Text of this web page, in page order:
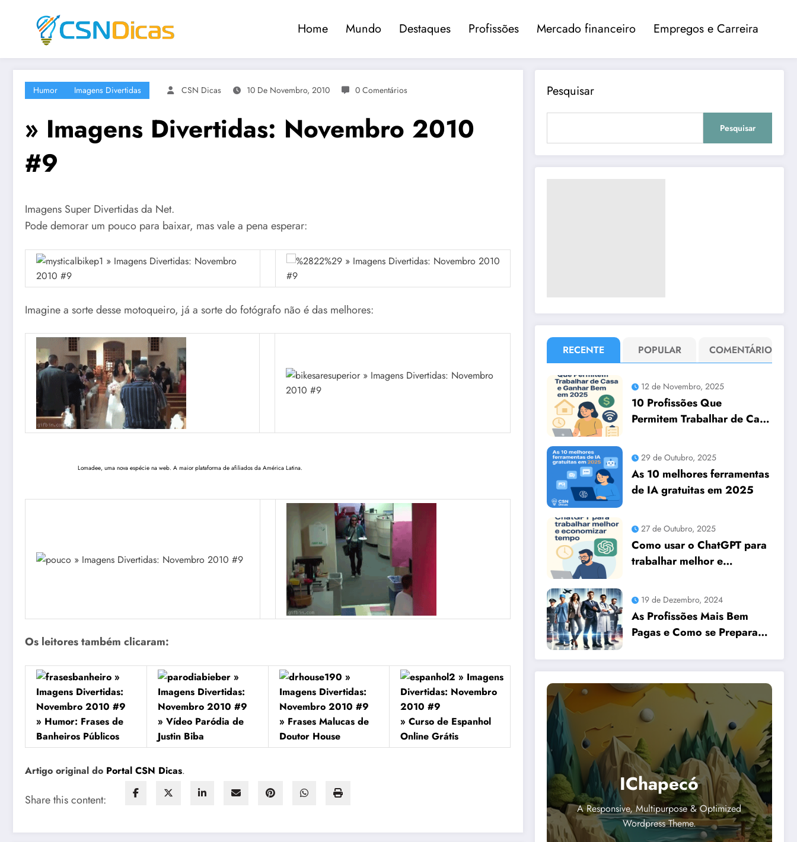
Home Mundo Destaques Profissões Mercado financeiro Empregos e Carreira
Humor Imagens Divertidas CSN Dicas 10 De Novembro, 2010 0 Comentários
» Imagens Divertidas: Novembro 2010
#9
Imagens Super Divertidas da Net.
Pode demorar um pouco para baixar, mas vale a pena esperar:
Imagine a sorte desse motoqueiro, já a sorte do fotógrafo não é das melhores:
Lomadee, uma nova espécie na web. A maior plataforma de afiliados da América Latina.
Os leitores também clicaram:
» Humor: Frases de
Banheiros Públicos
» Vídeo Paródia de
Justin Biba
» Frases Malucas de
Doutor House
» Curso de Espanhol
Online Grátis
Artigo original do Portal CSN Dicas.
Share this content:
Pesquisar
Pesquisar
RECENTE POPULAR COMENTÁRIO
12 de Novembro, 2025
10 Profissões Que
Permitem Trabalhar de Casa
29 de Outubro, 2025
As 10 melhores ferramentas
de IA gratuitas em 2025
27 de Outubro, 2025
Como usar o ChatGPT para
trabalhar melhor e
19 de Dezembro, 2024
As Profissões Mais Bem
Pagas e Como se Preparar
Essenciais
IChapecó
A Responsive, Multipurpose & Optimized
Wordpress Theme.